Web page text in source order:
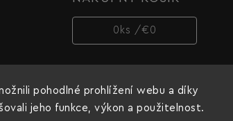
pohodlné prohlížení webu a díky
jeho funkce, výkon a použitelnost.
0 ks /€0
Dnipro-M cz. Všetky práva vyhradené.